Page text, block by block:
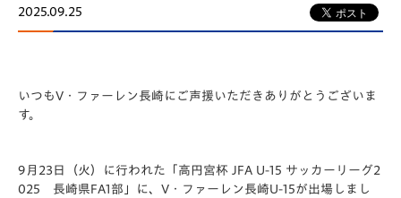
2025.09.25
いつもV・ファーレン長崎にご声援いただきありがとうございま
す。
9月23日（火）に行われた「️高円宮杯 JFA U-15 サッカーリーグ2
025 長崎県FA1部」に、V・ファーレン長崎U-15が出場しまし